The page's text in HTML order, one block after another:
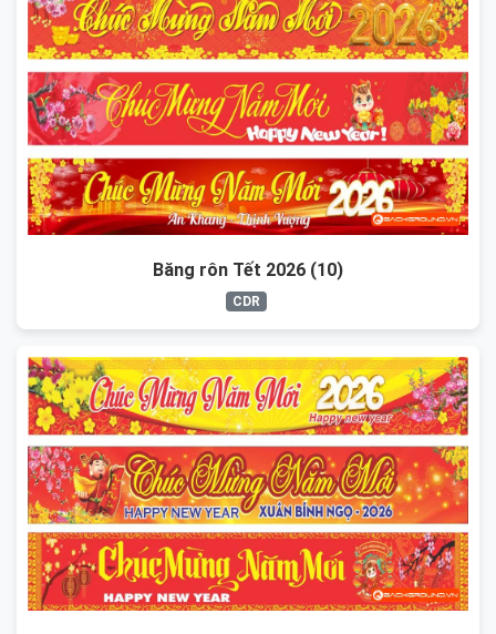
Băng rôn Tết 2026 (10)
CDR